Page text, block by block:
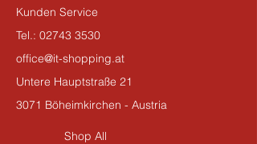
Kunden Service
Tel.: 02743 3530
office@it-shopping.at
Untere Hauptstraße 21
3071 Böheimkirchen - Austria
Shop All